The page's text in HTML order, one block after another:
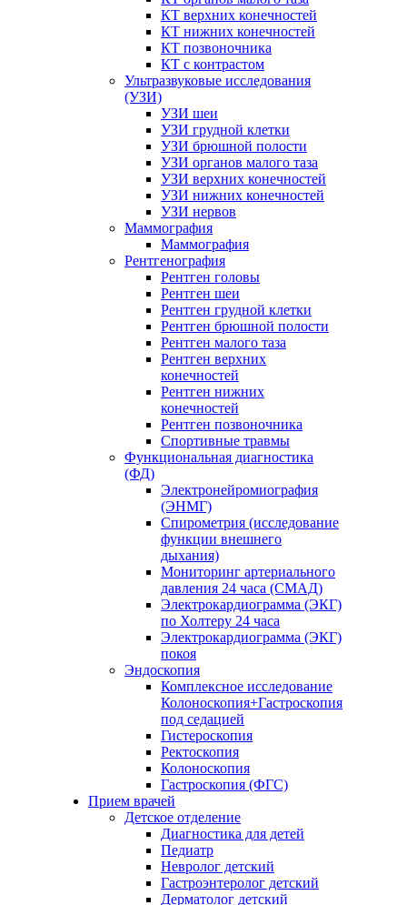
КТ верхних конечностей
КТ нижних конечностей
КТ позвоночника
КТ с контрастом
Ультразвуковые исследования
(УЗИ)
УЗИ шеи
УЗИ грудной клетки
УЗИ брюшной полости
УЗИ органов малого таза
УЗИ верхних конечностей
УЗИ нижних конечностей
УЗИ нервов
Маммография
Маммография
Рентгенография
Рентген головы
Рентген шеи
Рентген грудной клетки
Рентген брюшной полости
Рентген малого таза
Рентген верхних
конечностей
Рентген нижних
конечностей
Рентген позвоночника
Спортивные травмы
Функциональная диагностика
(ФД)
Электронейромиография
(ЭНМГ)
Спирометрия (исследование
функции внешнего
дыхания)
Мониторинг артериального
давления 24 часа (СМАД)
Электрокардиограмма (ЭКГ)
по Холтеру 24 часа
Электрокардиограмма (ЭКГ)
покоя
Эндоскопия
Комплексное исследование
Колоноскопия+Гастроскопия
под седацией
Гистероскопия
Ректоскопия
Колоноскопия
Гастроскопия (ФГС)
Прием врачей
Детское отделение
Диагностика для детей
Педиатр
Невролог детский
Гастроэнтеролог детский
Дерматолог детский